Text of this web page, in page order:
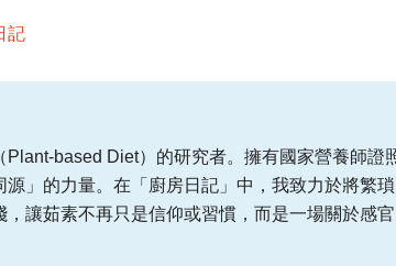
記
based Diet）的研究者。擁有國家營養師證
」的力量。在「廚房日記」中，我致力於將繁瑣
讓茹素不再只是信仰或習慣，而是一場關於感官